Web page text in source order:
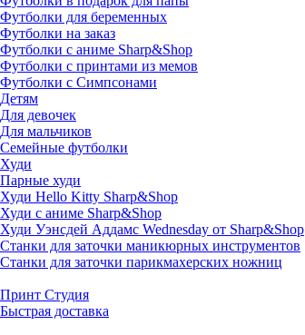
Футболки для беременных
Футболки на заказ
Футболки с аниме Sharp&Shop
Футболки с принтами из мемов
Футболки с Симпсонами
Детям
Для девочек
Для мальчиков
Семейные футболки
Худи
Парные худи
Худи Hello Kitty Sharp&Shop
Худи с аниме Sharp&Shop
Худи Уэнсдей Аддамс Wednesday от Sharp&Shop
Станки для заточки маникюрных инструментов
Станки для заточки парикмахерских ножниц
Принт Студия
Быстрая доставка